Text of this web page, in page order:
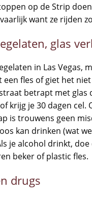
op de Strip
want ze rijden
glas
in Las Vegas,
fles of giet het
betrapt met glas
krijg je 30 dagen cel.
is trouwens geen
kan drinken (wat
je alcohol drinkt,
beker of plastic fles.
drugs